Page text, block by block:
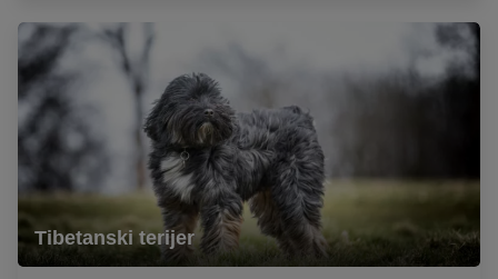
Tibetanski terijer